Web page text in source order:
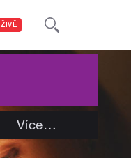
ŽIVĚ
Více…